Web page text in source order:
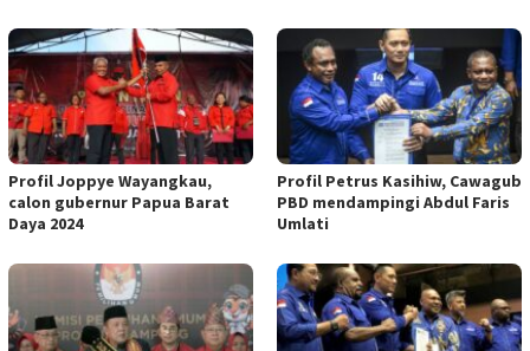
Profil Joppye Wayangkau,
calon gubernur Papua Barat
Daya 2024
Profil Petrus Kasihiw, Cawagub
PBD mendampingi Abdul Faris
Umlati